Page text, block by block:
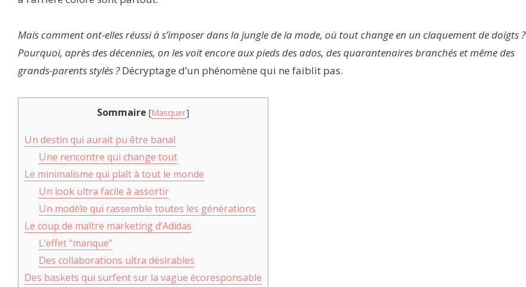
Mais comment ont-elles réussi à s’imposer dans la jungle de la mode, où tout change en un claquement de doigts ?
Pourquoi, après des décennies, on les voit encore aux pieds des ados, des quarantenaires branchés et même des
grands-parents stylés ?Décryptage d’un phénomène qui ne faiblit pas.
Sommaire [Masquer]
Un destin qui aurait pu être banal
Une rencontre qui change tout
Le minimalisme qui plaît à tout le monde
Un look ultra facile à assortir
Un modèle qui rassemble toutes les générations
Le coup de maître marketing d’Adidas
L’effet “manque”
Des collaborations ultra désirables
Des baskets qui surfent sur la vague écoresponsable